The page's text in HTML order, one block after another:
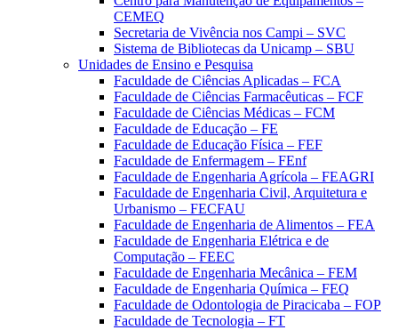
CEMEQ
Secretaria de Vivência nos Campi – SVC
Sistema de Bibliotecas da Unicamp – SBU
Unidades de Ensino e Pesquisa
Faculdade de Ciências Aplicadas – FCA
Faculdade de Ciências Farmacêuticas – FCF
Faculdade de Ciências Médicas – FCM
Faculdade de Educação – FE
Faculdade de Educação Física – FEF
Faculdade de Enfermagem – FEnf
Faculdade de Engenharia Agrícola – FEAGRI
Faculdade de Engenharia Civil, Arquitetura e
Urbanismo – FECFAU
Faculdade de Engenharia de Alimentos – FEA
Faculdade de Engenharia Elétrica e de
Computação – FEEC
Faculdade de Engenharia Mecânica – FEM
Faculdade de Engenharia Química – FEQ
Faculdade de Odontologia de Piracicaba – FOP
Faculdade de Tecnologia – FT